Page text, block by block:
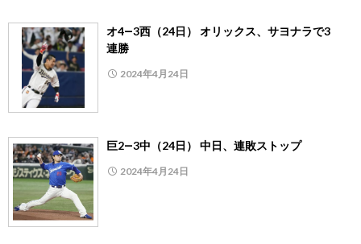
オ4―3西（24日） オリックス、サヨナラで3
連勝
2024年4月24日
巨2―3中（24日） 中日、連敗ストップ
2024年4月24日